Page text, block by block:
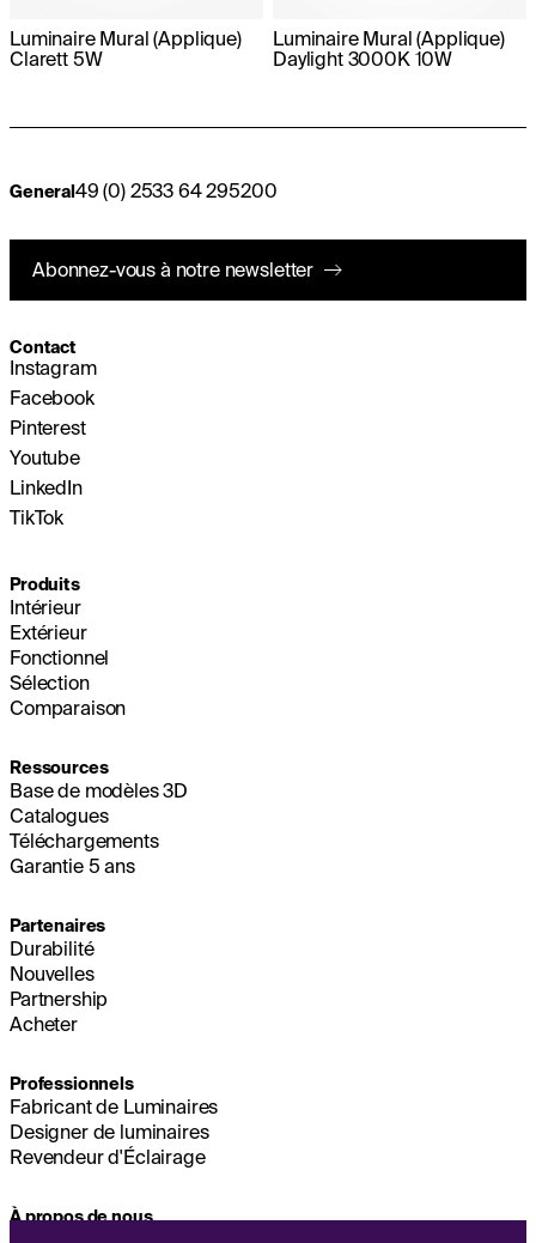
Luminaire Mural (Applique)
Clarett 5W
Luminaire Mural (Applique)
Daylight 3000K 10W
General49 (0) 2533 64 295200
Abonnez-vous à notre newsletter
Contact
Instagram
Facebook
Pinterest
Youtube
LinkedIn
TikTok
Produits
Intérieur
Extérieur
Fonctionnel
Sélection
Comparaison
Ressources
Base de modèles 3D
Catalogues
Téléchargements
Garantie 5 ans
Partenaires
Durabilité
Nouvelles
Partnership
Acheter
Professionnels
Fabricant de Luminaires
Designer de luminaires
Revendeur d'Éclairage
À propos de nous